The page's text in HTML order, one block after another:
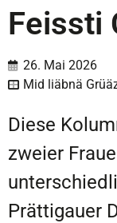
Feissti
26. Mai 2026
Mid liäbnä
Diese
zweier
Prättigauer